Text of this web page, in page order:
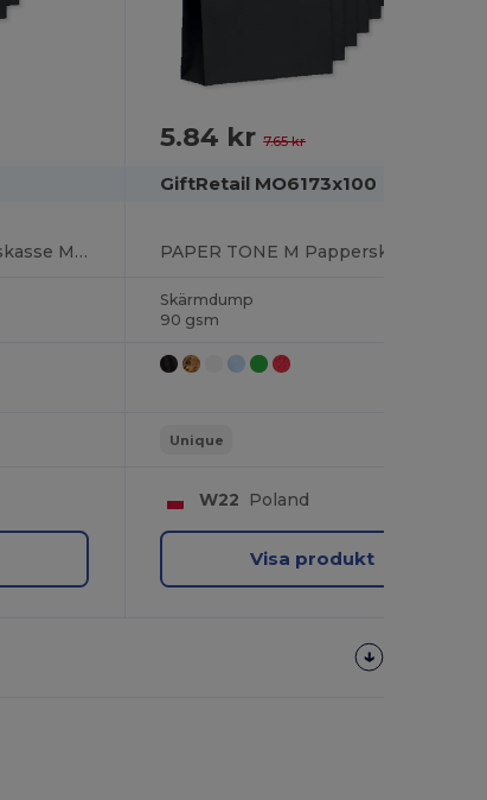
PAPER TONE M Papperskasse Mellan 90 gr/m²
5.84 kr7.65 kr
GiftRetail MO6173x100
Skärmdump
90 gsm
Unique
W22 Poland
Visa produkt